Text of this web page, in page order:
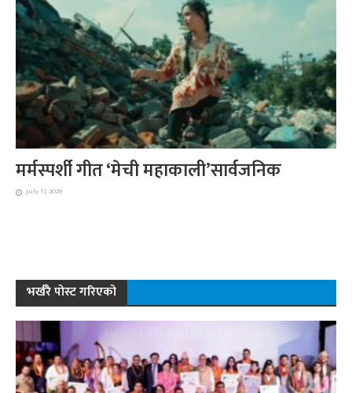
मर्मस्पर्शी गीत ‘मेची महाकाली’सार्वजनिक
July 17, 2026
भर्खरै पोस्ट गरिएको